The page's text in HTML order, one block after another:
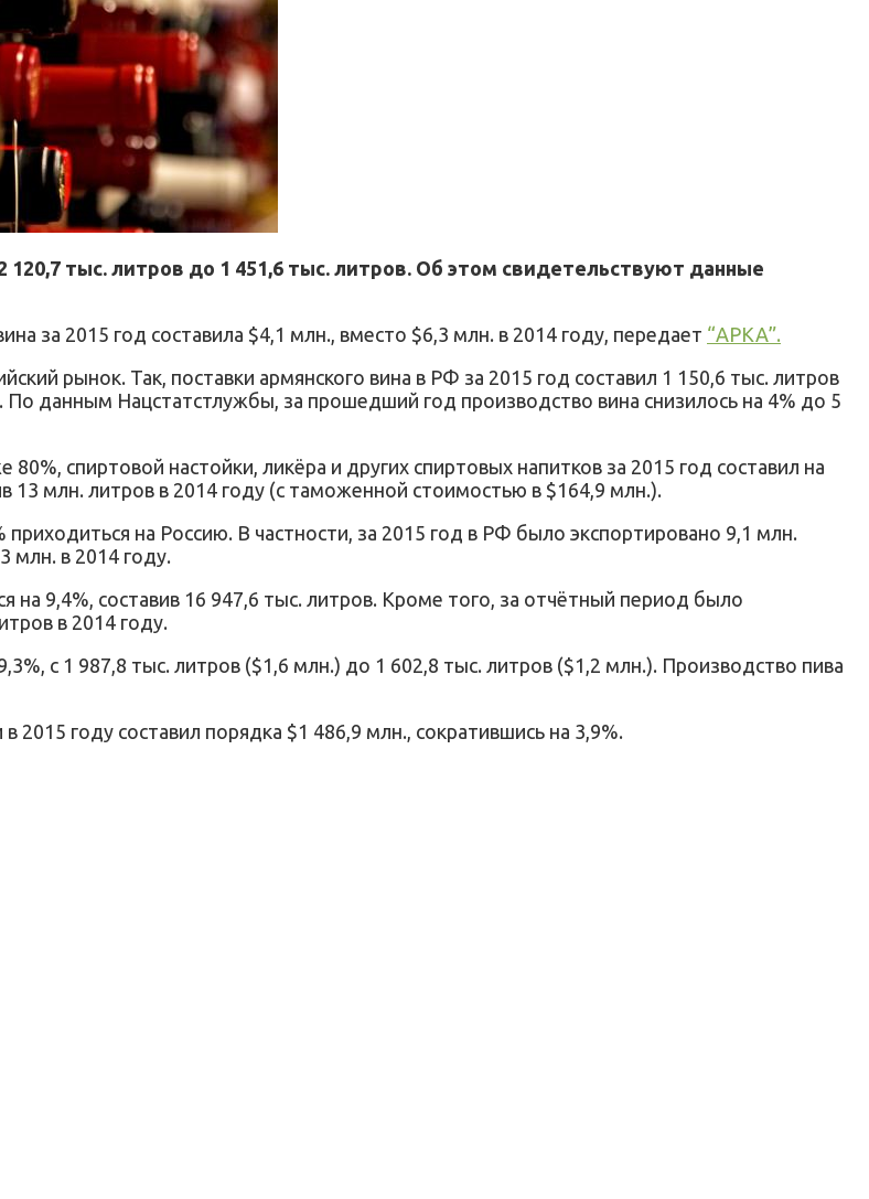
120,7 тыс. литров до 1 451,6 тыс. литров. Об этом свидетельствуют данные
за 2015 год составила $4,1 млн., вместо $6,3 млн. в 2014 году, передает “АРКА”.
рынок. Так, поставки армянского вина в РФ за 2015 год составил 1 150,6 тыс. литров
данным Нацстатстлужбы, за прошедший год производство вина снизилось на 4% до 5
спиртовой настойки, ликёра и других спиртовых напитков за 2015 год составил на
млн. литров в 2014 году (с таможенной стоимостью в $164,9 млн.).
на Россию. В частности, за 2015 год в РФ было экспортировано 9,1 млн.
млн. в 2014 году.
на 9,4%, составив 16 947,6 тыс. литров. Кроме того, за отчётный период было
в 2014 году.
с 1 987,8 тыс. литров ($1,6 млн.) до 1 602,8 тыс. литров ($1,2 млн.). Производство пива
году составил порядка $1 486,9 млн., сократившись на 3,9%.